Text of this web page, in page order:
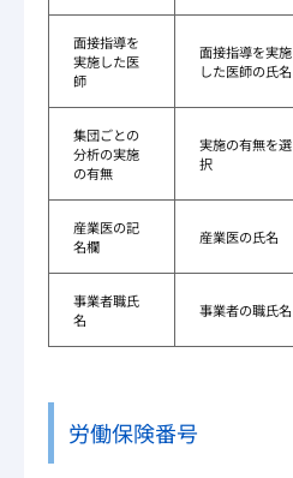
面接指導を
実施した医
師
面接指導を実施
した医師の氏名
集団ごとの
分析の実施
の有無
実施の有無を選
択
産業医の記
名欄
産業医の氏名
事業者職氏
名
事業者の職氏名
労働保険番号